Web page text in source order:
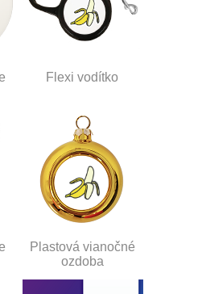
Flexi vodítko
Plastová vianočné
ozdoba